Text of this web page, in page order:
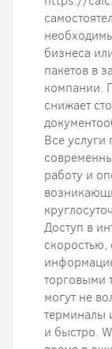
бизнеса
пакетов в
компании.
снижает
Все услуги
работу и
Доступ в
торговыми
могут не
терминалы
и быстро.